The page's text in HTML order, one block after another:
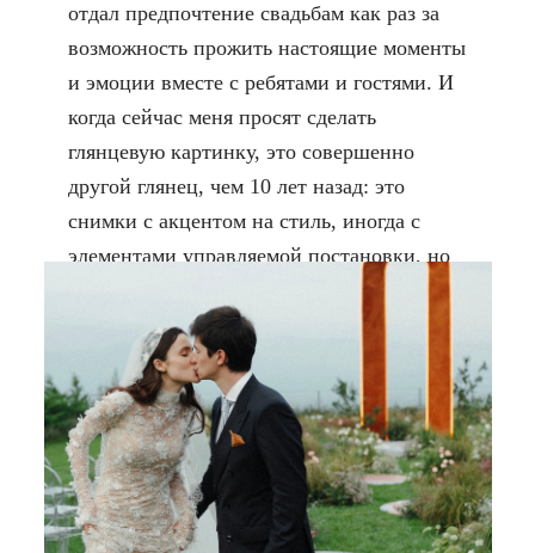
отдал предпочтение свадьбам как раз за
возможность прожить настоящие моменты
и эмоции вместе с ребятами и гостями. И
когда сейчас меня просят сделать
глянцевую картинку, это совершенно
другой глянец, чем 10 лет назад: это
снимки с акцентом на стиль, иногда с
элементами управляемой постановки, но
гораздо более тонкой, без синтетики и
пластика.